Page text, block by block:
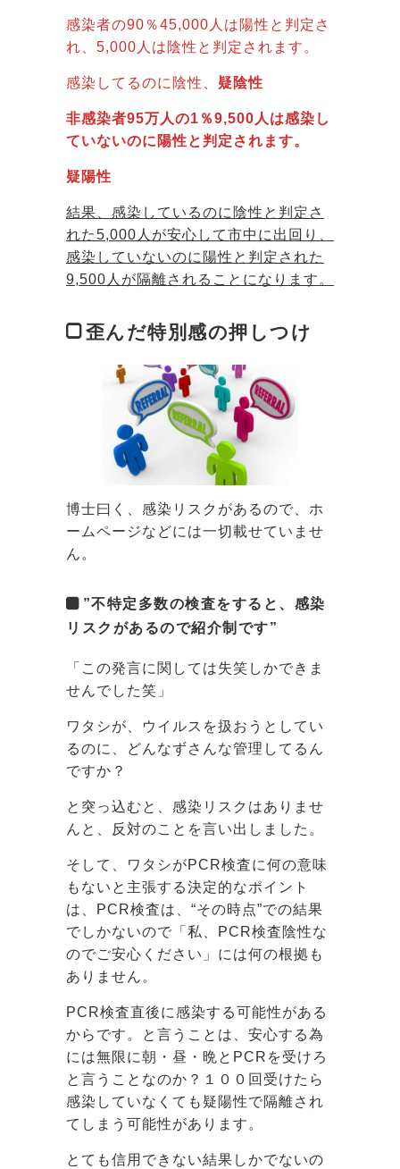
感染者の90％45,000人は陽性と判定さ
れ、5,000人は陰性と判定されます。
感染してるのに陰性、 疑陰性
非感染者95万人の1％9,500人は感染し
ていないのに陽性と判定されます。
疑陽性
結果、感染しているのに陰性と判定さ
れた5,000人が安心して市中に出回り、
感染していないのに陽性と判定された
9,500人が隔離されることになります。
歪んだ特別感の押しつけ
博士曰く、感染リスクがあるので、ホ
ームページなどには一切載せていませ
ん。
”不特定多数の検査をすると、感染
リスクがあるので紹介制です”
「この発言に関しては失笑しかできま
せんでした笑」
ワタシが、ウイルスを扱おうとしてい
るのに、どんなずさんな管理してるん
ですか？
と突っ込むと、感染リスクはありませ
んと、反対のことを言い出しました。
そして、ワタシがPCR検査に何の意味
もないと主張する決定的なポイント
は、PCR検査は、“その時点”での結果
でしかないので「私、PCR検査陰性な
のでご安心ください」には何の根拠も
ありません。
PCR検査直後に感染する可能性がある
からです。と言うことは、安心する為
には無限に朝・昼・晩とPCRを受けろ
と言うことなのか？１００回受けたら
感染していなくても疑陽性で隔離され
てしまう可能性があります。
とても信用できない結果しかでないの